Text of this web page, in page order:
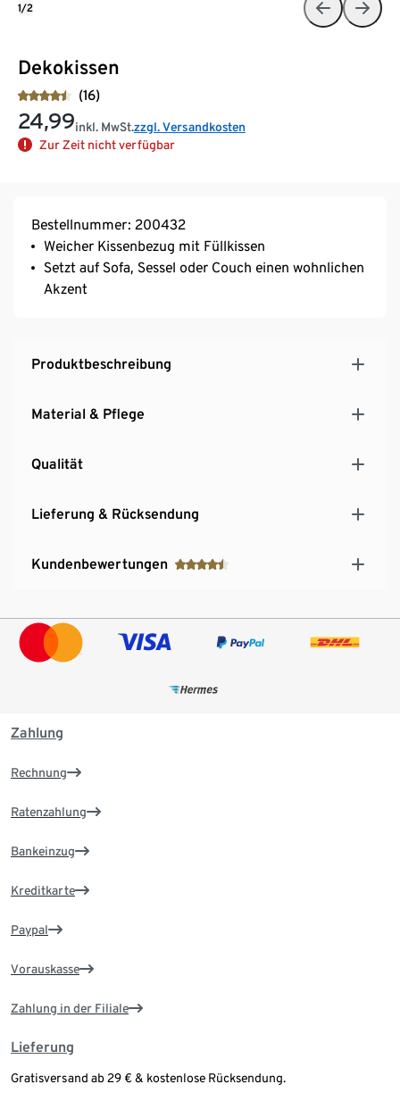
Dekokissen
(16)
24,99inkl. MwSt.zzgl. Versandkosten
Zur Zeit nicht verfügbar
1/2
Bestellnummer: 200432
Weicher Kissenbezug mit Füllkissen
Setzt auf Sofa, Sessel oder Couch einen wohnlichen
Akzent
Produktbeschreibung
Material & Pflege
Qualität
Lieferung & Rücksendung
Kundenbewertungen
Zahlung
Rechnung
Ratenzahlung
Bankeinzug
Kreditkarte
Paypal
Vorauskasse
Zahlung in der Filiale
Lieferung
Gratisversand ab 29 € & kostenlose Rücksendung.